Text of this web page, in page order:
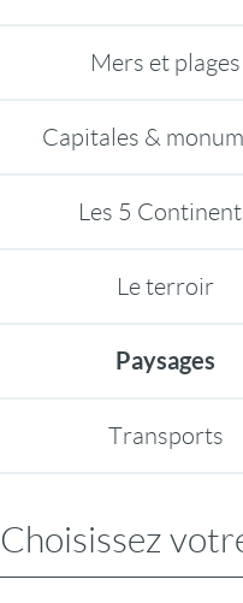
Mers et plages
Capitales &
Les 5
Le terroir
Paysages
Transports
Choisissez